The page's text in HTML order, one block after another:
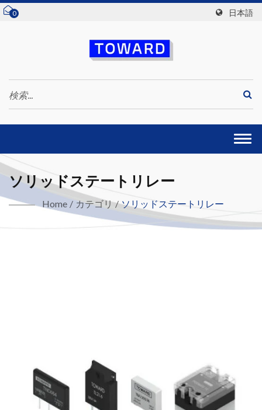
0 日本語
ソリッドステートリレー
Home / カテゴリ / ソリッドステートリレー